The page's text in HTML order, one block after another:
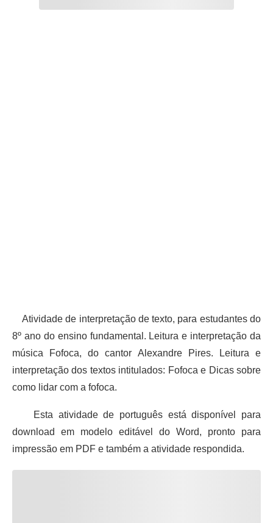
Atividade de interpretação de texto, para estudantes do
8º ano do ensino fundamental. Leitura e interpretação da
música Fofoca, do cantor Alexandre Pires. Leitura e
interpretação dos textos intitulados: Fofoca e Dicas sobre
como lidar com a fofoca.
Esta atividade de português está disponível para
download em modelo editável do Word, pronto para
impressão em PDF e também a atividade respondida.